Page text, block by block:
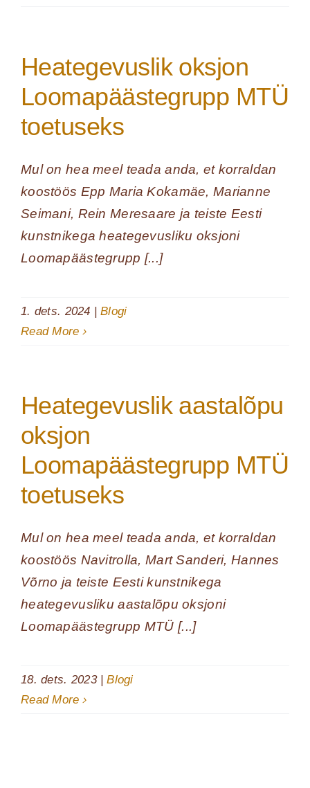
Heategevuslik oksjon
Loomapäästegrupp MTÜ
toetuseks
Mul on hea meel teada anda, et korraldan
koostöös Epp Maria Kokamäe, Marianne
Seimani, Rein Meresaare ja teiste Eesti
kunstnikega heategevusliku oksjoni
Loomapäästegrupp [...]
1. dets. 2024 | Blogi
Read More
Heategevuslik aastalõpu
oksjon
Loomapäästegrupp MTÜ
toetuseks
Mul on hea meel teada anda, et korraldan
koostöös Navitrolla, Mart Sanderi, Hannes
Võrno ja teiste Eesti kunstnikega
heategevusliku aastalõpu oksjoni
Loomapäästegrupp MTÜ [...]
18. dets. 2023 | Blogi
Read More